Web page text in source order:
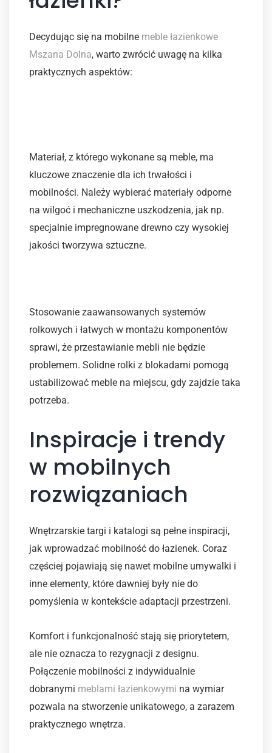
Decydując się na mobilne meble łazienkowe
Mszana Dolna, warto zwrócić uwagę na kilka
praktycznych aspektów:
Materiał, z którego wykonane są meble, ma
kluczowe znaczenie dla ich trwałości i
mobilności. Należy wybierać materiały odporne
na wilgoć i mechaniczne uszkodzenia, jak np.
specjalnie impregnowane drewno czy wysokiej
jakości tworzywa sztuczne.
Stosowanie zaawansowanych systemów
rolkowych i łatwych w montażu komponentów
sprawi, że przestawianie mebli nie będzie
problemem. Solidne rolki z blokadami pomogą
ustabilizować meble na miejscu, gdy zajdzie taka
potrzeba.
Inspiracje i trendy
w mobilnych
rozwiązaniach
Wnętrzarskie targi i katalogi są pełne inspiracji,
jak wprowadzać mobilność do łazienek. Coraz
częściej pojawiają się nawet mobilne umywalki i
inne elementy, które dawniej były nie do
pomyślenia w kontekście adaptacji przestrzeni.
Komfort i funkcjonalność stają się priorytetem,
ale nie oznacza to rezygnacji z designu.
Połączenie mobilności z indywidualnie
dobranymi meblami łazienkowymi na wymiar
pozwala na stworzenie unikatowego, a zarazem
praktycznego wnętrza.